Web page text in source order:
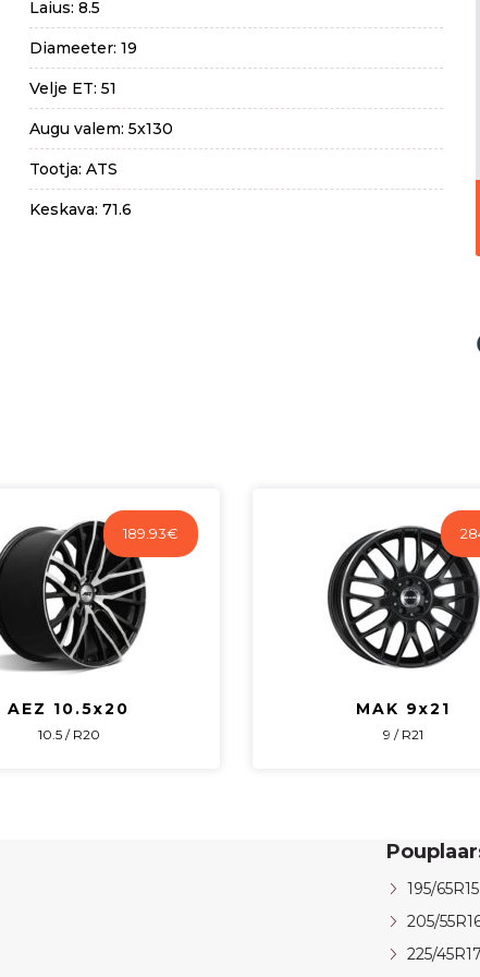
Laius: 8.5
Diameeter: 19
Velje ET: 51
Augu valem: 5x130
Tootja: ATS
Keskava: 71.6
189.93€
AEZ 10.5x20
10.5 / R20
MAK 9x21
9 / R21
195/65R15
205/
225/45R17